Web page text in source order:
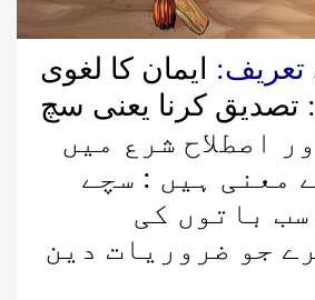
تعریف:
ایمان کا لغوی
تصدیق کرنا یعنی سچ
اصطلاح شرع میں
معنی ہیں : سچے
باتوں کی
جو ضروریات دین